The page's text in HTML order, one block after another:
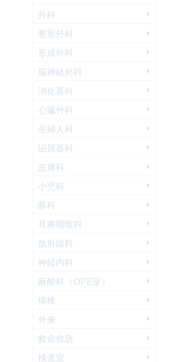
外科
整形外科
形成外科
脳神経外科
消化器科
心臓外科
産婦人科
泌尿器科
皮膚科
小児科
眼科
耳鼻咽喉科
放射線科
神経内科
麻酔科（OPE室）
病棟
外来
救命救急
検査室